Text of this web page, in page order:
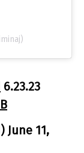
6.23.23
June 11,